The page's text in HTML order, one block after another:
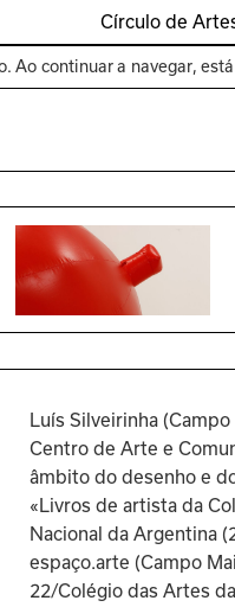
Círculo de
Espaços
continuar a navegar,
Luís Silveirinha
Centro de Arte e
âmbito do desenho e
«Livros de artista da
Nacional da Argentina
espaço.arte (Campo
22/Colégio das Artes